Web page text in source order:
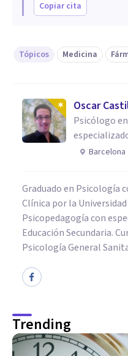
Copiar cita
Tópicos Medicina
Oscar
Psicólogo
Barcelona
Graduado en Psicología
Clínica por la
Psicopedagogía con
Educación Secundaria.
Psicología General
Trending